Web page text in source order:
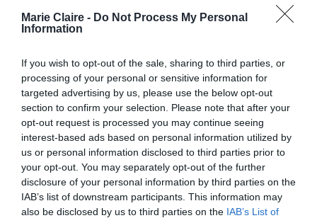
Marie Claire - Do Not Process My Personal
Information
If you wish to opt-out of the sale, sharing to third parties, or
processing of your personal or sensitive information for
targeted advertising by us, please use the below opt-out
section to confirm your selection. Please note that after your
opt-out request is processed you may continue seeing
interest-based ads based on personal information utilized by
us or personal information disclosed to third parties prior to
your opt-out. You may separately opt-out of the further
disclosure of your personal information by third parties on the
IAB’s list of downstream participants. This information may
also be disclosed by us to third parties on the IAB’s List of
φορτωμένο εξαιτίας και των γυρισμάτων που
έκανε για τη νέα ταινία Joker, συνεπώς η
οφείλεται σε αυτό.
ΗRihanna, από την άλλη, είναι άρρωστη με
γρίπη, σύμφωνα με όσα έγιναν γνωστά, κι αυτός
είναι πράγματι ένας σοβαρός λόγος για να μη
δώσει το παρών στην εκδήλωση, όπου πέρυσι
είχε εμφανιστεί έγκυος στο δεύτερο παιδί της.